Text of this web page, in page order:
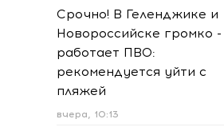
Срочно! В Геленджике и
Новороссийске громко -
работает ПВО:
рекомендуется уйти с
пляжей
вчера, 10:13